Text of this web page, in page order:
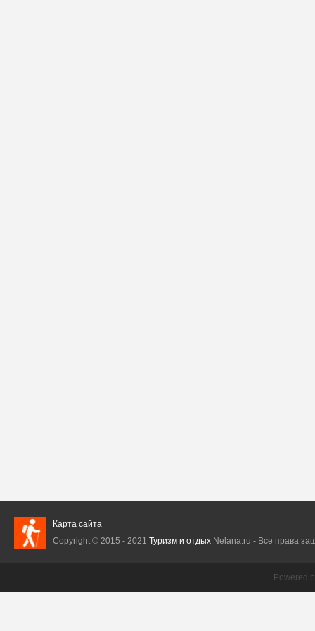
Карта сайта
Copyright © 2015 - 2021 Туризм и отдыхNelana.ru - Все права
Powered